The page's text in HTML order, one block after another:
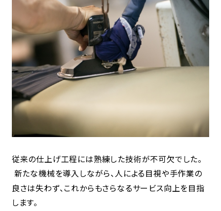
従来の仕上げ工程には熟練した技術が不可欠でした。
新たな機械を導入しながら、人による目視や手作業の
良さは失わず、これからもさらなるサービス向上を目指
します。